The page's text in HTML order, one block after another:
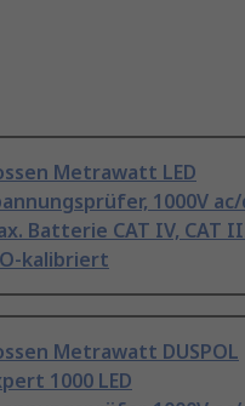
Metrawatt LED
1000V
Batterie CAT IV, CAT
kalibriert
Metrawatt DUSPOL
1000 LED